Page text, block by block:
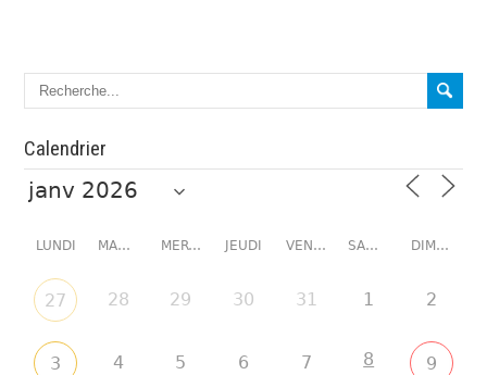
Calendrier
LUNDI MARDI MERCREDI JEUDI VENDREDI SAMEDI DIMANCHE
27 28 29 30 31 1 2
3 4 5 6 7 8 9